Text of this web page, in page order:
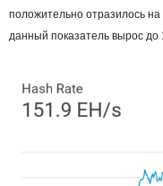
положительно отразилось
данный показатель вырос до